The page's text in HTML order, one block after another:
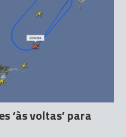
‘às voltas’ para